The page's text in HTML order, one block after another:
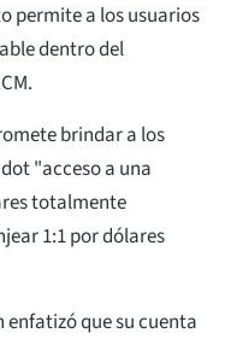
permite a los usuarios
dentro del
brindar a los
"acceso a una
totalmente
1:1 por dólares
que su cuenta